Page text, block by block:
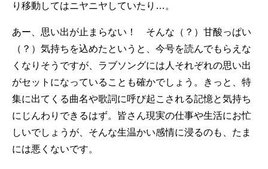
り移動してはニヤニヤしていたり…。
あー、思い出が止まらない！ そんな（？）甘酸っぱい
（？）気持ちを込めたというと、今号を読んでもらえな
くなりそうですが、ラブソングには人それぞれの思い出
がセットになっていることも確かでしょう。きっと、特
集に出てくる曲名や歌詞に呼び起こされる記憶と気持ち
にじんわりできるはず。皆さん現実の仕事や生活にお忙
しいでしょうが、そんな生温かい感情に浸るのも、たま
には悪くないです。